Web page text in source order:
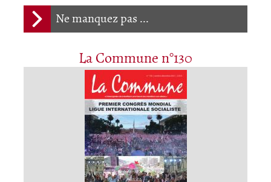
Ne manquez pas ...
La Commune n°130